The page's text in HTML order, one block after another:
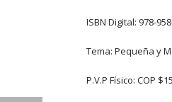
ISBN Digital: 978-
Tema: Pequeña y
P.V.P Físico: COP